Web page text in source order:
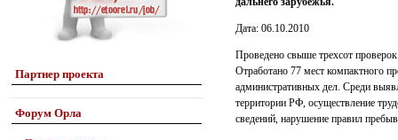
Партнер проекта
Форум Орла
Дата: 06.10.2010
Проведено свыше трехсот проверок
Отработано 77 мест компактного
административных дел. Среди
территории РФ, осуществление
сведений, нарушение правил